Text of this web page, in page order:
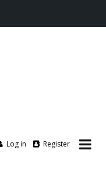
Log in Register